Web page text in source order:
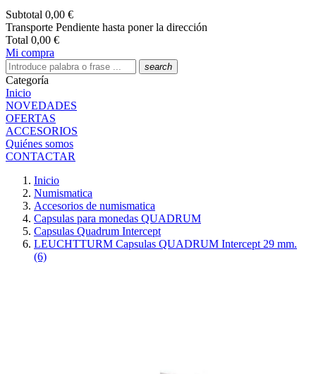
Subtotal 0,00 €
Transporte Pendiente hasta poner la dirección
Total 0,00 €
Mi compra
search
Categoría
Inicio
NOVEDADES
OFERTAS
ACCESORIOS
Quiénes somos
CONTACTAR
Inicio
Numismatica
Accesorios de numismatica
Capsulas para monedas QUADRUM
Capsulas Quadrum Intercept
LEUCHTTURM Capsulas QUADRUM Intercept 29 mm.
(6)